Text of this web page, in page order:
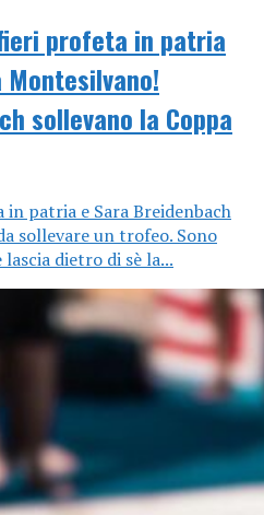
profeta in patria
sollevano la Coppa
patria e Sara Breidenbach
sollevare un trofeo. Sono
dietro di sè la...